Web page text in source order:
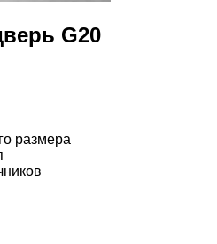
G20
размера